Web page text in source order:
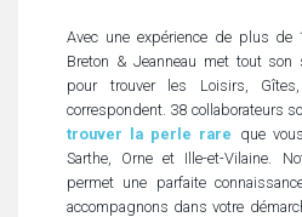
Avec une expérience de plus de
Breton & Jeanneau met tout son
pour trouver les Loisirs,
correspondent. 38 collaborateurs
trouver la perle rare que
Sarthe, Orne et Ille-et-Vilaine.
permet une parfaite
accompagnons dans votre